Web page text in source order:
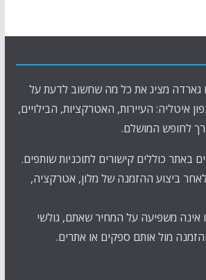
גארדה מציג את כל מה שחשוב לדעת על
איטליה: העיירות, האטרקציות, הבילויים,
לחופש המושלם.
כוללים קישורים לתוכניות שותפים.
ביצוע ההזמנה של מלון, אטרקציה,
אינה משפיעה על המחיר שאתם, גולשי
מול אותם ספקים או אתרים.